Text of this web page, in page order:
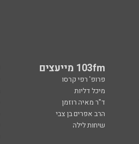
103fm מייעצים
פרופ' רפי קרסו
מיכל דליות
ד"ר מאיה רוזמן
הרב אפרים בן צבי
שיחות לילה